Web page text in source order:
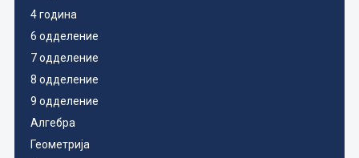
4 година
6 одделение
7 одделение
8 одделение
9 одделение
Алгебра
Геометрија